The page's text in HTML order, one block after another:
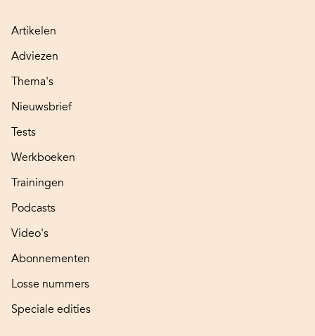
Artikelen
Adviezen
Thema's
Nieuwsbrief
Tests
Werkboeken
Trainingen
Podcasts
Video's
Abonnementen
Losse nummers
Speciale edities